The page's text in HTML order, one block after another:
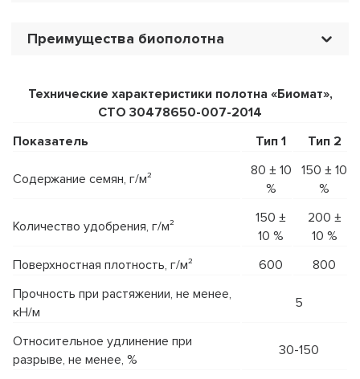
Преимущества биополотна
Технические характеристики полотна «Биомат»,
СТО 30478650-007-2014
Показатель
Тип 1 Тип 2
Содержание семян, г/м²
80 ± 10
%
150 ± 10
%
Количество удобрения, г/м²
150 ±
10 %
200 ±
10 %
Поверхностная плотность, г/м²
600
800
Прочность при растяжении, не менее,
кН/м
5
Относительное удлинение при
разрыве, не менее, %
30-150